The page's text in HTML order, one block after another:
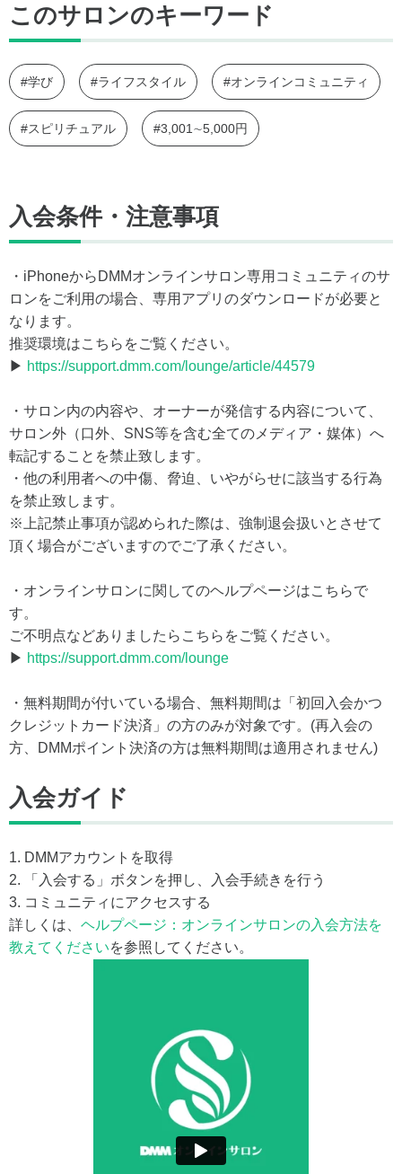
このサロンのキーワード
#学び #ライフスタイル #オンラインコミュニティ
#スピリチュアル #3,001∼5,000円
入会条件・注意事項
・iPhoneからDMMオンラインサロン専用コミュニティのサ
ロンをご利用の場合、専用アプリのダウンロードが必要と
なります。
推奨環境はこちらをご覧ください。
▶ https://support.dmm.com/lounge/article/44579
・サロン内の内容や、オーナーが発信する内容について、
サロン外（口外、SNS等を含む全てのメディア・媒体）へ
転記することを禁止致します。
・他の利用者への中傷、脅迫、いやがらせに該当する行為
を禁止致します。
※上記禁止事項が認められた際は、強制退会扱いとさせて
頂く場合がございますのでご了承ください。
・オンラインサロンに関してのヘルプページはこちらで
す。
ご不明点などありましたらこちらをご覧ください。
▶ https://support.dmm.com/lounge
・無料期間が付いている場合、無料期間は「初回入会かつ
クレジットカード決済」の方のみが対象です。(再入会の
方、DMMポイント決済の方は無料期間は適用されません)
入会ガイド
1. DMMアカウントを取得
2. 「入会する」ボタンを押し、入会手続きを行う
3. コミュニティにアクセスする
詳しくは、 ヘルプページ：オンラインサロンの入会方法を
教えてくださいを参照してください。